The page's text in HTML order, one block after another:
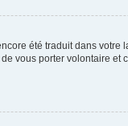
été traduit dans
vous porter volontaire